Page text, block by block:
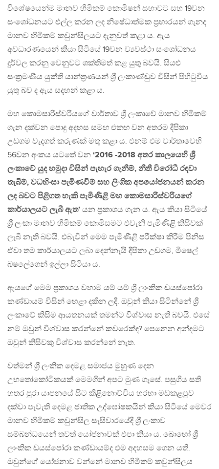
විශේෂයෙන්ම මානව හිමිකම් කොමිෂන් සභාවට සහ 19වන
සංශෝධනයට එල්ල කරන ලද නිෂේධාත්මක ප්‍රහාරයන් ගැනද
මානව හිමිකම් කවුන්සිලයට දැනුවත් කළා ය. ඇය
අවධාරණයෙන් කියා සිටියේ 19වන ව්‍යවස්ථා සංශෝධනය
දුර්වල කරනු වෙනුවට ශක්තිමත් කළ යුතු බවයි. සියළු
සංක්‍රමණීය යුක්ති යාන්ත්‍රණයන් ශ්‍රී ලංකාණ්ඩුව විසින් පිහිටුවිය
යුතු බව ද ඇය සදහන් කළා ය.
මහ කොමසාරිස්වරියගේ වාර්තාව ශ්‍රී ලංකාවේ මානව හිමිකම්
ගැන දක්වන පොදු අදහස සමඟ එකඟ වන අතරම දීපිකා
උඩගම වැදගත් කරුණක් මතු කළා ය. එනම් එම වාර්තාවෙහි
56වන අංකය යටතේ වන ‘2016 -2018 අතර කාලයෙහි ශ්‍රී
ලංකාවේ යුද හමුදා විසින් පැහැර ගැනීම්, නීතී විරෝධී රඳවා
තැබීම්, වධහිංසා පැමිණවීම් සහ ලිංගික අපයෝජනයන් කරන
ලද බවට පිළිගත හැකි පැමිණිළි මහ කොමසාරිස්වරියගේ
කාර්යාලයට ලැබී ඇත’ යන ප්‍රකාශය ගැන ය. ඇය කියා සිටියේ
ශ්‍රී ලංකා මානව හිමිකම් කොමිසමට එවැනි පැමිණිළි කිසිවක්
ලැබී නැති බවයි. එබැවින් මෙම පැමිණීළි පරීක්ෂා කිරීම පිනිස
ඒවා තම කාර්යාලයට ලබා දෙන්නැයි දීපිකා උඩගම, මිෂෙල්
බෂලේගෙන් ඉල්ලා සිටියා ය.
ඇයගේ මෙම ප්‍රකාශය වහාම යම් යම් ශ්‍රී ලාංකික ඩයස්පෝරා
කණ්ඩායම් විසින් හෙළා දකින ලදී. ඔවුන් කියා සිටින්නේ ශ්‍රී
ලංකාවේ කිසිම ආයතනයක් තමන්ට විශ්වාස නැති බවයි. එසේ
නම් ඔවුන් විශ්වාස කරන්නේ කවරෙක්ද? පෙනෙන අන්දමට
ඔවුන් කිසිවකු විශ්වාස කරන්නේ නැත.
වත්මන් ශ්‍රී ලංකික දෙමළ සමාජය මුහුණ දෙන
උභතෝකෝටිකයක් මෙමගින් අපට මුණ ගැසේ. පසුගිය සති
හතර පුරා යාපනයේ සිට කිළිනොච්චිය හරහා මඩකළපුව
දක්වා පැවැති දෙමළ ජාතික උද්ඝෝෂකයින් කියා සිටියේ මෙවර
මානව හිමිකම් කවුන්සිල සැසිවාරයේදී ශ්‍රී ලංකාව
සම්බන්ධයෙන් තවත් යෝජනාවක් එපා කියා ය. බොහෝ ශ්‍රී
ලාංකික ඩයස්පෝරා කණ්ඩායම්ද එම අදහසම ගෙන යති.
ඔවුන්ගේ යෝජනාව වන්නේ මානව හිමිකම් කවුන්සිලය